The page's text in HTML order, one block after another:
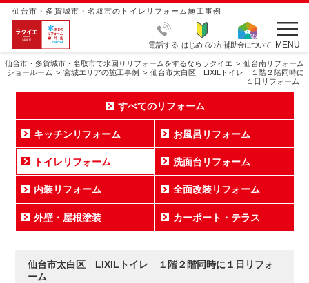
仙台市・多賀城市・名取市のトイレリフォーム施工事例
電話する はじめての方補助金について MENU
仙台市・多賀城市・名取市で水回りリフォームをするならラクイエ
仙台南リフォーム
ショールーム
宮城エリアの施工事例
仙台市太白区 LIXILトイレ １階２階同時に
１日リフォーム
すべてのリフォーム
キッチンリフォーム お風呂リフォーム
トイレリフォーム 洗面台リフォーム
内装リフォーム 全面改装リフォーム
外壁・屋根塗装 カーポート・テラス
仙台市太白区 LIXILトイレ １階２階同時に１日リフォ
ーム